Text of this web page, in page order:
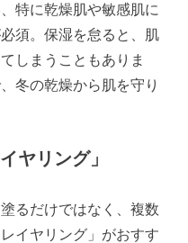
特に乾燥肌や敏感肌に
須。保湿を怠ると、肌
しまうこともありま
冬の乾燥から肌を守り
ヤリング」
るだけではなく、複数
イヤリング」がおすす